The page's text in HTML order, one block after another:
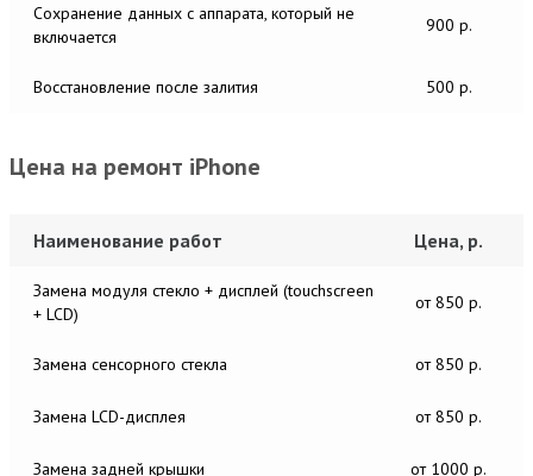
Сохранение данных с аппарата, который не
включается
900 р.
Восстановление после залития 500 р.
Цена на ремонт iPhone
Наименование работ Цена, р.
Замена модуля стекло + дисплей (touchscreen
+ LCD)
от 850 р.
Замена сенсорного стекла от 850 р.
Замена LCD-дисплея от 850 р.
Замена задней крышки от 1000 р.